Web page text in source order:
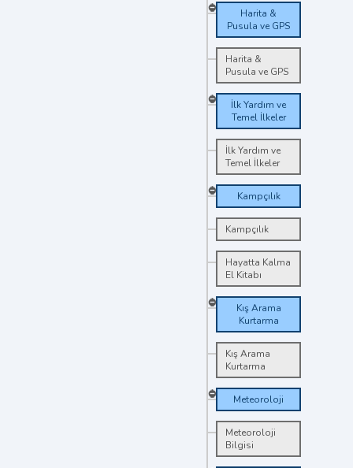
Harita &
Pusula ve GPS
Harita &
Pusula ve GPS
İlk Yardım ve
Temel İlkeler
İlk Yardım ve
Temel İlkeler
Kampçılık
Kampçılık
Hayatta Kalma
El Kitabı
Kış Arama
Kurtarma
Kış Arama
Kurtarma
Meteoroloji
Meteoroloji
Bilgisi